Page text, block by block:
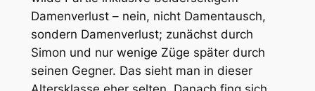
Damenverlust – nein, nicht Damentausch,
sondern Damenverlust; zunächst durch
Simon und nur wenige Züge später durch
seinen Gegner. Das sieht man in dieser